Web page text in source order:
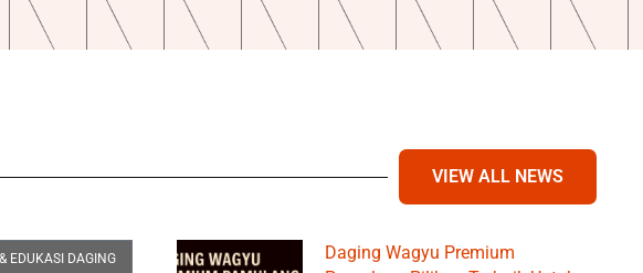
VIEW ALL NEWS
EDUKASI DAGING
Daging Wagyu Premium